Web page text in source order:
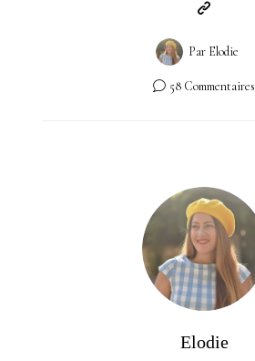
Par Elodie
58 Commentaires
Elodie